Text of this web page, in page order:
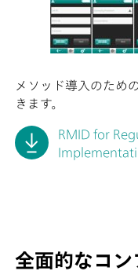
メソッド導入のため
きます。
RMID for
全面的なコン